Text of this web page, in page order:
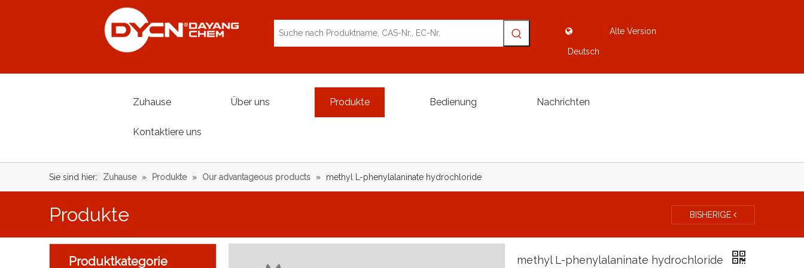
Deutsch
Alte Version
Zuhause Über uns Produkte Bedienung Nachrichten
Kontaktiere uns
Sie sind hier: Zuhause » Produkte » Our advantageous products » methyl L-phenylalaninate hydrochloride
Produkte BISHERIGE
Produktkategorie methyl L-phenylalaninate hydrochloride